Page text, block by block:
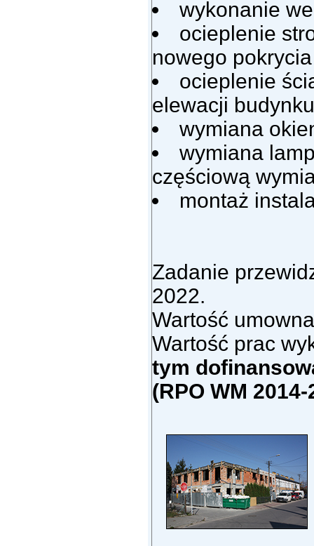
wykonanie
ocieplenie
nowego
ocieplenie
elewacji budynku
wymiana
wymiana
częściową
montaż
Zadanie
2022.
Wartość
Wartość prac
tym
(RPO WM 2014-